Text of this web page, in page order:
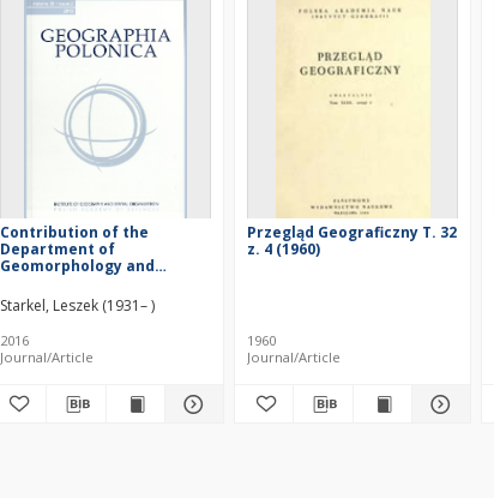
Contribution of the
Department of
Geomorphology and
and Uplands IGSO PAS in
Kraków to the
development of Polish
Geomorphology (1953-2012)
Starkel, Leszek (1931– )
2016
Journal/Article
Przegląd Geograficzny T. 32
z. 4 (1960)
1960
Journal/Article